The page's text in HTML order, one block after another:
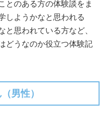
とのある方の体験談をま
しようかなと思われる
と思われている方など、
どうなのか役立つ体験記
男性）